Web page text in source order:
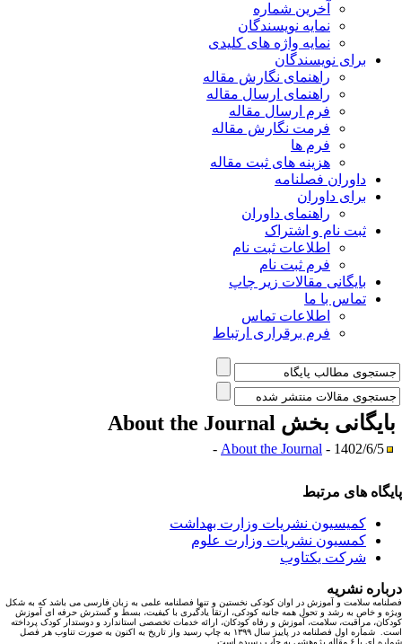
آخرین شماره
نمایه نویسندگان
نمایه واژه های کلیدی
برای نویسندگان
راهنمای نگارش مقاله
راهنمای ارسال مقاله
فرم ارسال مقاله
فرمت نگارش مقاله
فرم ها
هزینه های ثبت مقاله
داوران فصلنامه
برای داوران
راهنمای داوران
ثبت نام و اشتراک
اطلاعات ثبت نام
فرم ثبت نام
بایگانی مقالات زیر چاپ
تماس با ما
اطلاعات تماس
فرم برقراری ارتباط
بخش About the Journal
About the Journal - 1402/6/5 -
های مرتبط
کمیسیون نشریات وزارت بهداشت
کمسیون نشریات وزارت علوم
شرکت یکتاوب
نشریه
سلامت و آموزش در اوان کودکی نخستین و تنها فصلنامه علمی به زبان فارسی می باشد که به شکل
و خاص به رشد و تحول همه جانبه کودکی، ارتقا یادگیری با کیفیت، بسط و گسترش حرفه ای آموزش
مراقبت، سلامت، آموزش و رفاه کودکان، ارائه خدمات تخصصی استاندارد و دوستدار کودک پرداخته
است. شماره اول فصلنامه در پاییز سال ۱۳۹۹ به چاپ رسید واز تاریخ به اکنون به صورت تناوب هر فصل
۶ مقاله پژوهشی به چاپ رسیده است.